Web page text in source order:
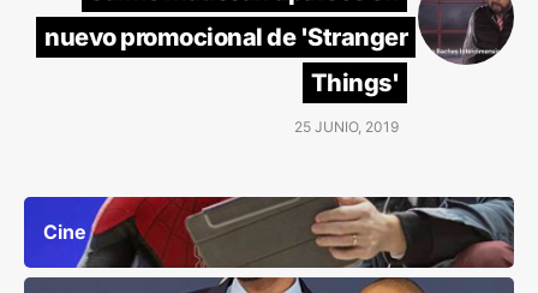
nuevo promocional de 'Stranger
Things'
25 JUNIO, 2019
Cine